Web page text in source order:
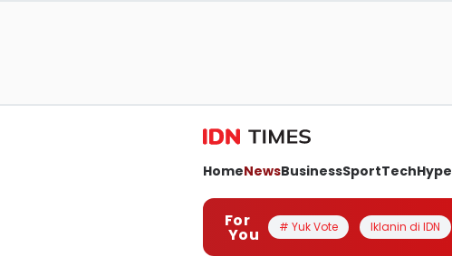
HomeNewsBusinessSportTechHype
For
You # Yuk Vote Iklanin di IDN